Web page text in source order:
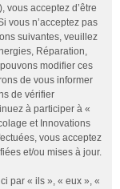
vous acceptez d’être
vous n’acceptez pas
suivantes, veuillez
Réparation,
modifier ces
de vous informer
de vérifier
à participer à «
et Innovations
vous acceptez
et/ou mises à jour.
par « ils », « eux », «